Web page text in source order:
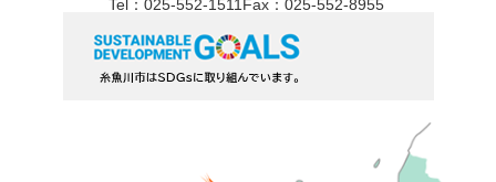
Tel：025-552-1511 Fax：025-552-8955